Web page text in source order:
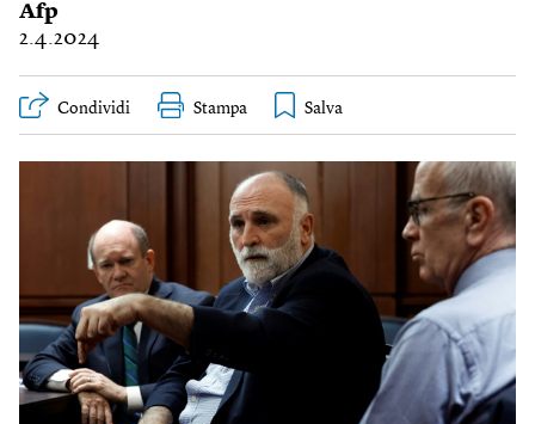
Afp
2.4.2024
Condividi Stampa